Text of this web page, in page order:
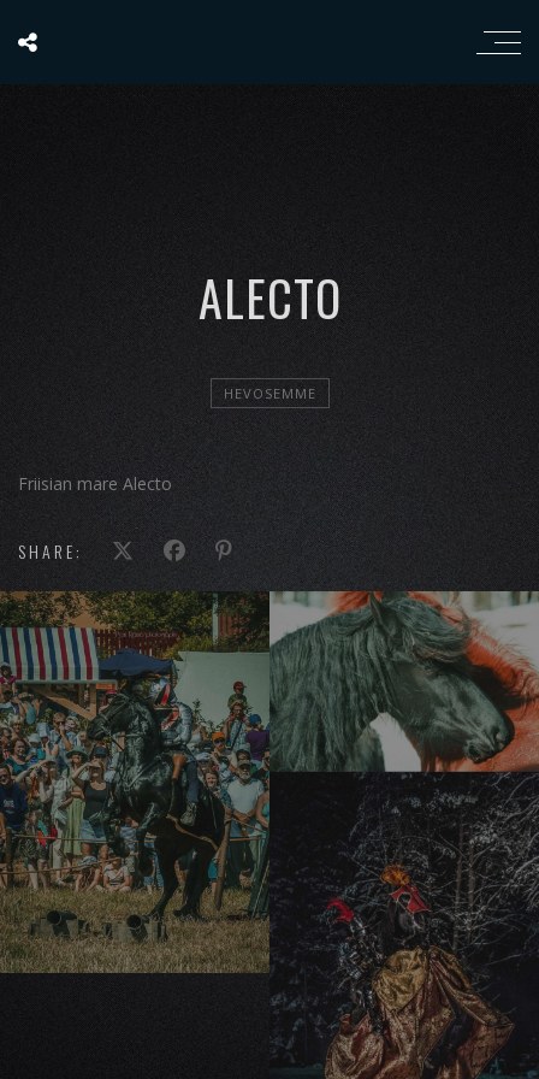
ALECTO
HEVOSEMME
Friisian mare Alecto
SHARE: